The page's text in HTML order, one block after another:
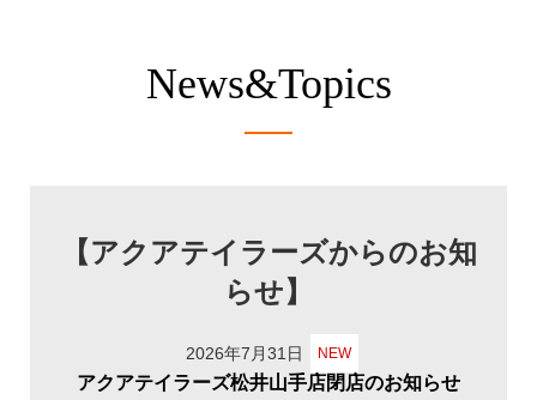
News&Topics
【アクアテイラーズからのお知
らせ】
2026年7月31日 NEW
アクアテイラーズ松井山手店閉店のお知らせ